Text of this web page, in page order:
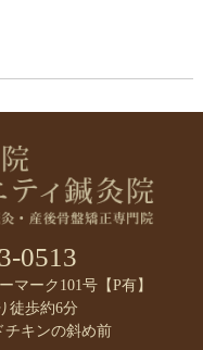
0513
マーク101号【P有】
徒歩約6分
チキンの斜め前